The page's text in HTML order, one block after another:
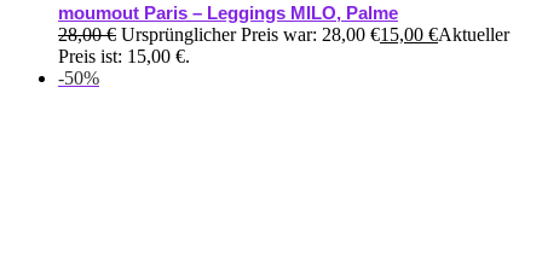
moumout Paris – Leggings MILO, Palme
28,00€ Ursprünglicher Preis war: 28,00 €15,00 €Aktueller
Preis ist: 15,00 €.
-50%